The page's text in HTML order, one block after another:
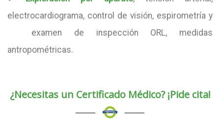
electrocardiograma, control de visión, espirometría y
examen de inspección ORL, medidas
antropométricas.
¿Necesitas un Certificado Médico? ¡Pide cita!